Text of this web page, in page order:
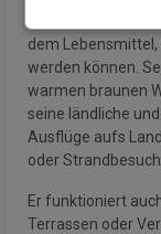
dem
werden können.
warmen braunen
seine ländliche
Ausflüge aufs
oder
Er funktioniert
Terrassen oder